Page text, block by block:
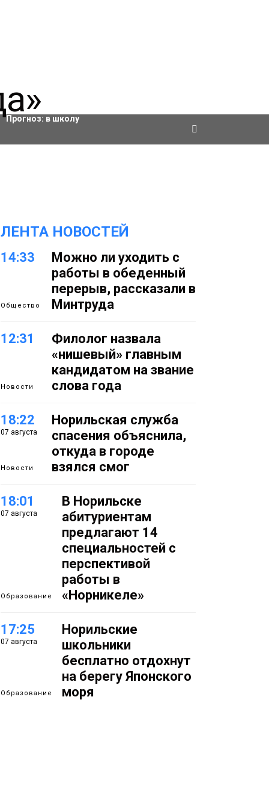
Актировки
Прогноз: в школу
ЛЕНТА НОВОСТЕЙ
14:33
Общество
Можно ли уходить с
работы в обеденный
перерыв, рассказали в
Минтруда
12:31
Новости
Филолог назвала
«нишевый» главным
кандидатом на звание
слова года
18:22
07 августа
Новости
Норильская служба
спасения объяснила,
откуда в городе
взялся смог
18:01
07 августа
Образование
В Норильске
абитуриентам
предлагают 14
специальностей с
перспективой
работы в
«Норникеле»
17:25
07 августа
Образование
Норильские
школьники
бесплатно отдохнут
на берегу Японского
моря